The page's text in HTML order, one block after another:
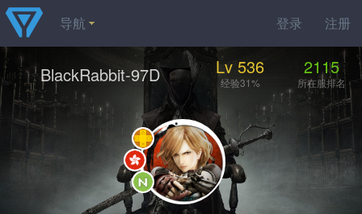
登录 注册
导航
BlackRabbit-97D Lv 536
经验31%
2115
所在服排名